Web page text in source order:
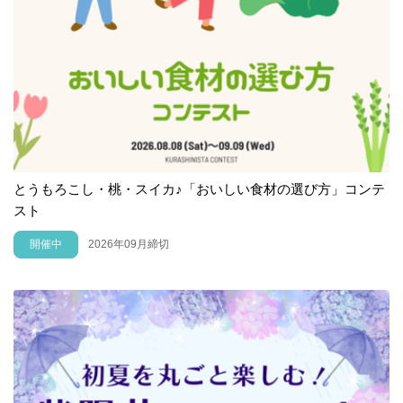
とうもろこし・桃・スイカ♪「おいしい食材の選び方」コンテ
スト
開催中 2026年09月締切